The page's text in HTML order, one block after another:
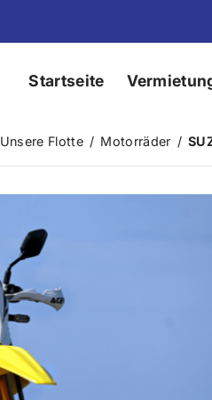
Startseite
Unsere Flotte / Motorräder /